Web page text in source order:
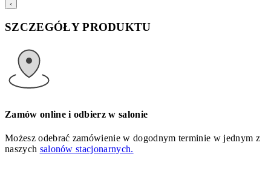
SZCZEGÓŁY PRODUKTU
Zamów online i odbierz w salonie
Możesz odebrać zamówienie w dogodnym terminie w jednym z
naszych salonów stacjonarnych.